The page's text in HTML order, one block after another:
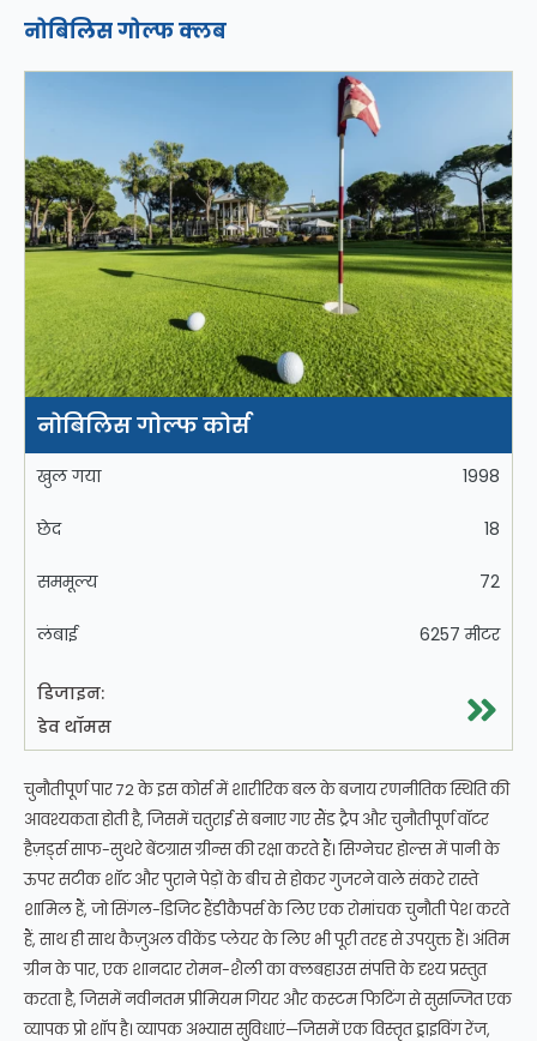
नोबिलिस गोल्फ क्लब
नोबिलिस गोल्फ कोर्स
खुल गया 1998
छेद 18
सममूल्य 72
लंबाई 6257 मीटर
डिजाइन:
डेव थॉमस
चुनौतीपूर्ण पार 72 के इस कोर्स में शारीरिक बल के बजाय रणनीतिक स्थिति की
आवश्यकता होती है, जिसमें चतुराई से बनाए गए सैंड ट्रैप और चुनौतीपूर्ण वॉटर
हैज़र्ड्स साफ-सुथरे बेंटग्रास ग्रीन्स की रक्षा करते हैं। सिग्नेचर होल्स में पानी के
ऊपर सटीक शॉट और पुराने पेड़ों के बीच से होकर गुजरने वाले संकरे रास्ते
शामिल हैं, जो सिंगल-डिजिट हैंडीकैपर्स के लिए एक रोमांचक चुनौती पेश करते
हैं, साथ ही साथ कैज़ुअल वीकेंड प्लेयर के लिए भी पूरी तरह से उपयुक्त हैं। अंतिम
ग्रीन के पार, एक शानदार रोमन-शैली का क्लबहाउस संपत्ति के दृश्य प्रस्तुत
करता है, जिसमें नवीनतम प्रीमियम गियर और कस्टम फिटिंग से सुसज्जित एक
व्यापक प्रो शॉप है। व्यापक अभ्यास सुविधाएं—जिसमें एक विस्तृत ड्राइविंग रेंज,